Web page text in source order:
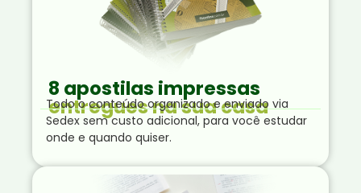
8 apostilas impressas
entregues na sua casa
Todo o conteúdo organizado e enviado via
Sedex sem custo adicional, para você estudar
onde e quando quiser.